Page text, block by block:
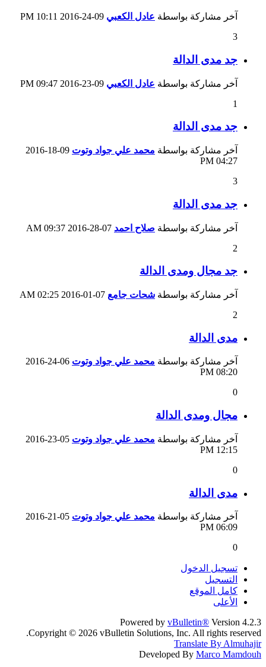
آخر مشاركة بواسطة عادل الكعبي
10:11 PM
3
جد مدى الدالة
آخر مشاركة بواسطة عادل الكعبي
09:47 PM
1
جد مدى الدالة
آخر مشاركة بواسطة محمد علي جواد وتوت
04:27 PM
3
جد مدى الدالة
آخر مشاركة بواسطة صلاح احمد
09:37 AM
2
جد مجال ومدى الدالة
آخر مشاركة بواسطة شحات جامع
02:25 AM
2
مدى الدالة
آخر مشاركة بواسطة محمد علي جواد وتوت
08:20 PM
0
مجال ومدى الدالة
آخر مشاركة بواسطة محمد علي جواد وتوت
12:15 PM
0
مدى الدالة
آخر مشاركة بواسطة محمد علي جواد وتوت
06:09 PM
0
تسجيل الدخول
التسجيل
كامل الموقع
الأعلى
Powered by vBulletin® Version 4.2.3
Copyright © 2026 vBulletin Solutions, Inc. All rights reserved.
Translate By Almuhajir
Developed By Marco Mamdouh